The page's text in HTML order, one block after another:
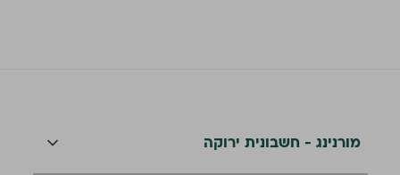
מורנינג - חשבונית ירוקה